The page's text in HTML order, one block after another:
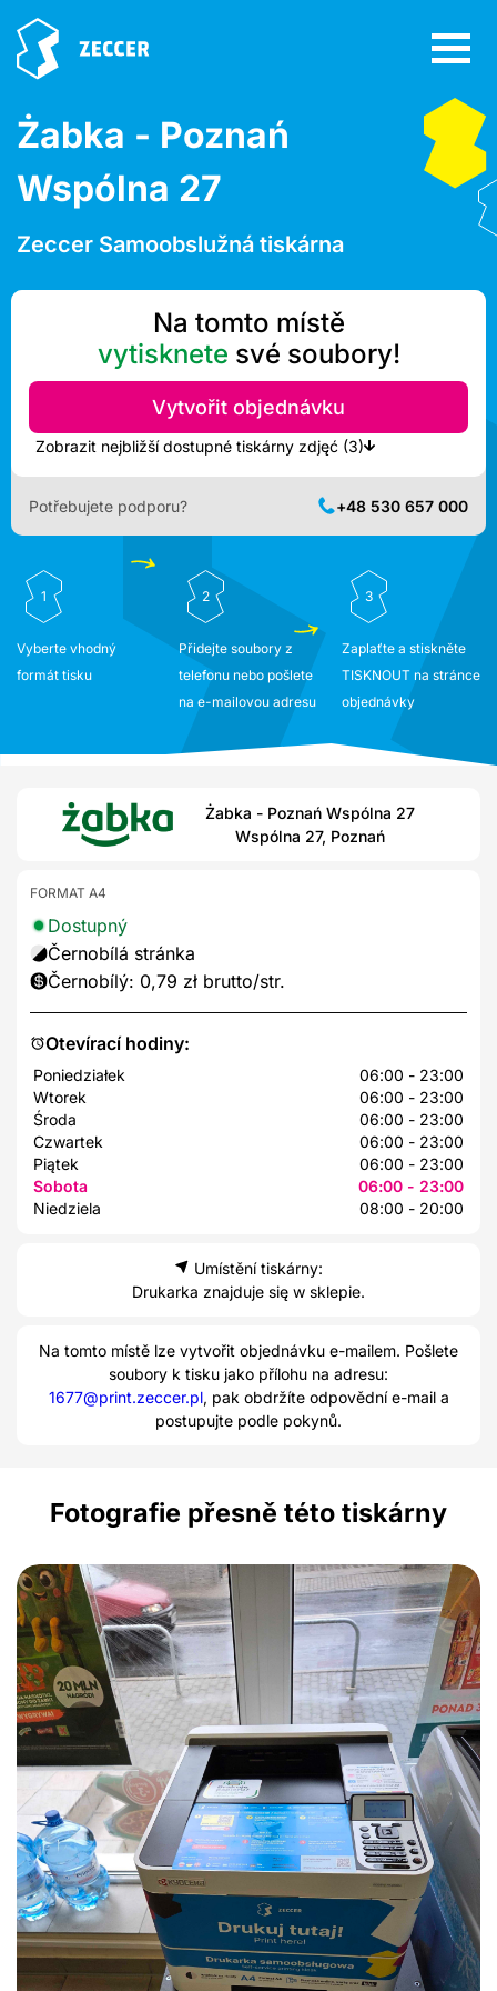
Żabka - Poznań
Wspólna 27
Zeccer Samoobslužná tiskárna
Na tomto místě
vytisknete své soubory!
Vytvořit objednávku
Zobrazit nejbližší dostupné tiskárny zdjęć (3)
Potřebujete podporu? +48 530 657 000
1
Vyberte vhodný
formát tisku
2
Přidejte soubory z
telefonu nebo pošlete
na e-mailovou adresu
3
Zaplaťte a stiskněte
TISKNOUT na stránce
objednávky
Żabka - Poznań Wspólna 27
Wspólna 27, Poznań
Otevírací hodiny:
Poniedziałek
06:00 - 23:00
Wtorek
06:00 - 23:00
Środa
06:00 - 23:00
Czwartek
06:00 - 23:00
Piątek
06:00 - 23:00
Sobota
06:00 - 23:00
Niedziela
08:00 - 20:00
FORMAT A4
Dostupný
Černobílá stránka
Černobílý: 0,79 zł brutto/str.
Umístění tiskárny:
Drukarka znajduje się w sklepie.
Na tomto místě lze vytvořit objednávku e-mailem. Pošlete
soubory k tisku jako přílohu na adresu:
1677@print.zeccer.pl, pak obdržíte odpovědní e-mail a
postupujte podle pokynů.
Fotografie přesně této tiskárny